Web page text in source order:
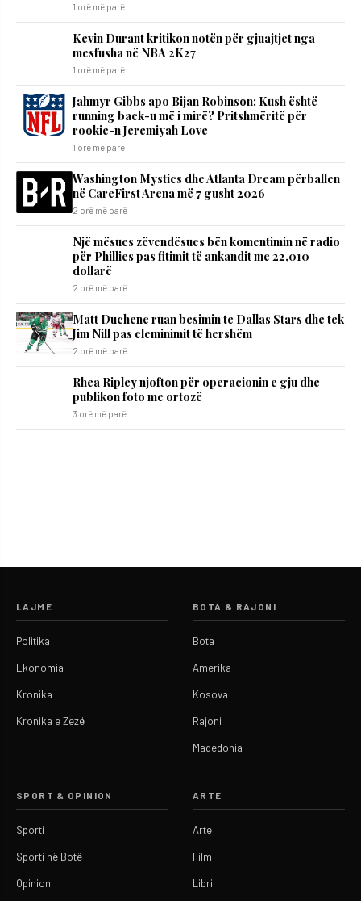
1 orë më parë
Kevin Durant kritikon notën për gjuajtjet nga
mesfusha në NBA 2K27
1 orë më parë
Jahmyr Gibbs apo Bijan Robinson: Kush është
running back-u më i mirë? Pritshmëritë për
rookie-n Jeremiyah Love
1 orë më parë
Washington Mystics dhe Atlanta Dream përballen
në CareFirst Arena më 7 gusht 2026
2 orë më parë
Një mësues zëvendësues bën komentimin në radio
për Phillies pas fitimit të ankandit me 22,010
dollarë
2 orë më parë
Matt Duchene ruan besimin te Dallas Stars dhe tek
Jim Nill pas eleminimit të hershëm
2 orë më parë
Rhea Ripley njofton për operacionin e gju dhe
publikon foto me ortozë
3 orë më parë
LAJME
Politika
Ekonomia
Kronika
Kronika e Zezë
BOTA & RAJONI
Bota
Amerika
Kosova
Rajoni
Maqedonia
SPORT & OPINION
Sporti
Sporti në Botë
Opinion
ARTE
Arte
Film
Libri